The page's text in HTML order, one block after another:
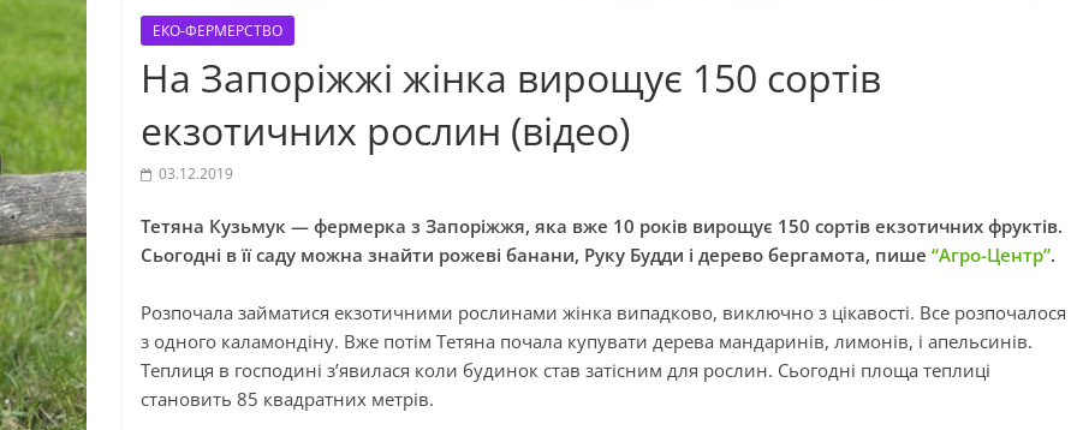
ЕКО-ФЕРМЕРСТВО
На Запоріжжі жінка вирощує 150 сортів
екзотичних рослин (відео)
03.12.2019
Тетяна Кузьмук — фермерка з Запоріжжя, яка вже 10 років вирощує 150 сортів екзотичних фруктів.
Сьогодні в її саду можна знайти рожеві банани, Руку Будди і дерево бергамота, пише “Агро-Центр”.
Розпочала займатися екзотичними рослинами жінка випадково, виключно з цікавості. Все розпочалося
з одного каламондіну. Вже потім Тетяна почала купувати дерева мандаринів, лимонів, і апельсинів.
Теплиця в господині з’явилася коли будинок став затісним для рослин. Сьогодні площа теплиці
становить 85 квадратних метрів.